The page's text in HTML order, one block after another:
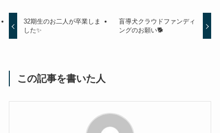
32期生のお二人が卒業しま
した✨
盲導犬クラウドファンディ
ングのお願い🐕
この記事を書いた人